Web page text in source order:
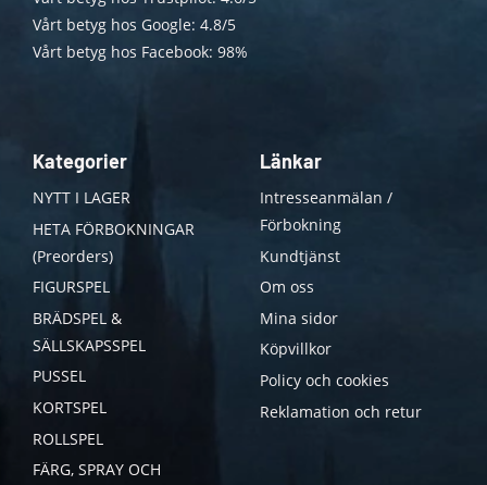
Vårt betyg hos Google: 4.8/5
Vårt betyg hos Facebook: 98%
Kategorier
NYTT I LAGER
HETA FÖRBOKNINGAR
(Preorders)
FIGURSPEL
BRÄDSPEL &
SÄLLSKAPSSPEL
PUSSEL
KORTSPEL
ROLLSPEL
FÄRG, SPRAY OCH
Länkar
Intresseanmälan /
Förbokning
Kundtjänst
Om oss
Mina sidor
Köpvillkor
Policy och cookies
Reklamation och retur